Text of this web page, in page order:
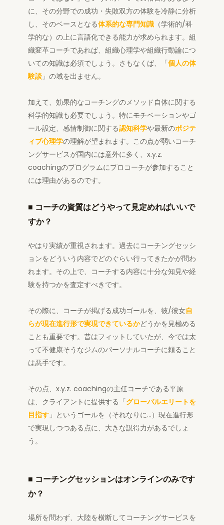
に、その分野での成功・失敗双方の体験を冷静に分析
し、そのベースとなる体系的な専門知識 （学術的/科
学的な）の上に言語化できる能力が求められます。組
織変革コーチであれば、組織心理学や組織行動論につ
いての知識は必須でしょう。さもなくば、「個人の体
験談」の域を出ません。
加えて、効果的なコーチングのメソッド自体に関する
科学的知識も必要でしょう。特にモチベーションやゴ
ール設定、感情制御に関する認知科学や最新のポジテ
ィブ心理学の理解が望まれます。この点が弱いコーチ
ングサービスが国内には意外に多く、x.y.z.
coachingのプログラムにプロコーチが参加すること
には理由があるのです。
■ コーチの資質はどうやって見定めればいいで
すか？
やはり実績が重視されます。過去にコーチングセッシ
ョンをどういう内容でどのぐらい行ってきたかが問わ
れます。その上で、コーチする内容に十分な知見や経
験を持つかを査定すべきです。
その際に、コーチが掲げる成功ゴールを、彼/彼女自
らが現在進行形で実現できているかどうかを見極める
ことも重要です。昔はフィットしていたが、今では太
って不健康そうなジムのパーソナルコーチに頼ること
は悪手です。
その点、x.y.z. coachingの主任コーチである平原
は、クライアントに提供する「グローバルエリートを
目指す」というゴールを（それなりに…）現在進行形
で実現しつつある点に、大きな説得力があるでしょ
う。
■ コーチングセッションはオンラインのみです
か？
場所を問わず、大陸を横断してコーチングサービスを